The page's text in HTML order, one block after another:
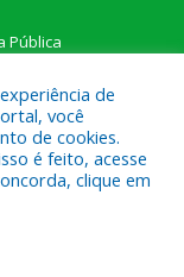
Pública
de Novo
de
você
de cookies.
é feito, acesse
clique em